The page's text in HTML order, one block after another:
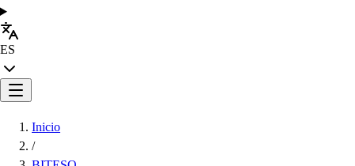
ES
Inicio
/